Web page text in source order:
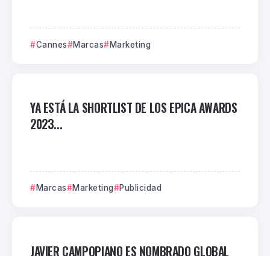
Cannes Marcas Marketing
YA ESTÁ LA SHORTLIST DE LOS EPICA AWARDS
2023...
Marcas Marketing Publicidad
JAVIER CAMPOPIANO ES NOMBRADO GLOBAL